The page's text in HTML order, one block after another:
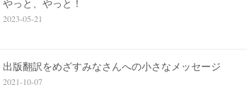
やっと、やっと！
2023-05-21
出版翻訳をめざすみなさんへの小さなメッセージ
2021-10-07